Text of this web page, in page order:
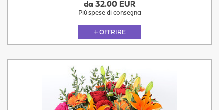
da 32.00 EUR
Più spese di consegna
OFFRIRE